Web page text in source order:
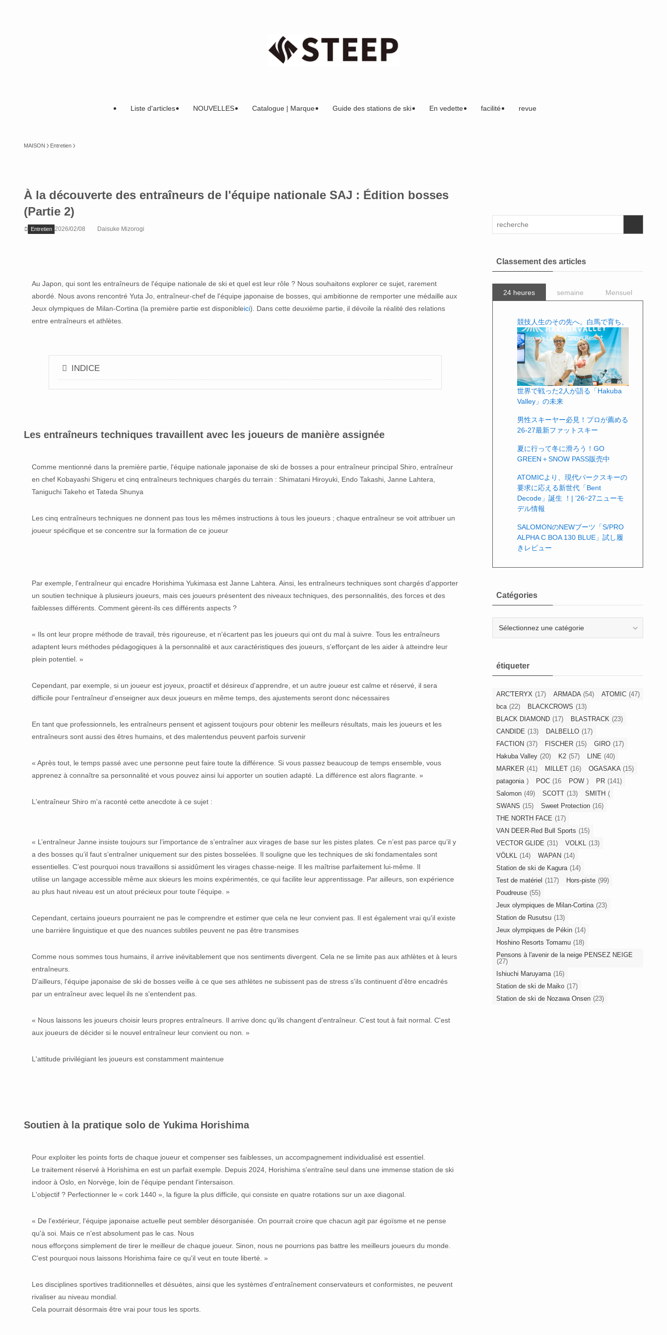
Liste d'articles NOUVELLES Catalogue | Marque Guide des stations de ski En vedette facilité revue
MAISON Entretien
À la découverte des entraîneurs de l'équipe nationale SAJ : Édition bosses
(Partie 2)
Entretien 2026/02/08 Daisuke Mizorogi
Au Japon, qui sont les entraîneurs de l'équipe nationale de ski et quel est leur rôle ? Nous souhaitons explorer ce sujet, rarement
abordé. Nous avons rencontré Yuta Jo, entraîneur-chef de l'équipe japonaise de bosses, qui ambitionne de remporter une médaille aux
Jeux olympiques de Milan-Cortina (la première partie est disponibleici). Dans cette deuxième partie, il dévoile la réalité des relations
entre entraîneurs et athlètes.
INDICE
Les entraîneurs techniques travaillent avec les joueurs de manière assignée
Comme mentionné dans la première partie, l'équipe nationale japonaise de ski de bosses a pour entraîneur principal Shiro, entraîneur
en chef Kobayashi Shigeru et cinq entraîneurs techniques chargés du terrain : Shimatani Hiroyuki, Endo Takashi, Janne Lahtera,
Taniguchi Takeho et Tateda Shunya
Les cinq entraîneurs techniques ne donnent pas tous les mêmes instructions à tous les joueurs ; chaque entraîneur se voit attribuer un
joueur spécifique et se concentre sur la formation de ce joueur
Par exemple, l'entraîneur qui encadre Horishima Yukimasa est Janne Lahtera. Ainsi, les entraîneurs techniques sont chargés d'apporter
un soutien technique à plusieurs joueurs, mais ces joueurs présentent des niveaux techniques, des personnalités, des forces et des
faiblesses différents. Comment gèrent-ils ces différents aspects ?
« Ils ont leur propre méthode de travail, très rigoureuse, et n'écartent pas les joueurs qui ont du mal à suivre. Tous les entraîneurs
adaptent leurs méthodes pédagogiques à la personnalité et aux caractéristiques des joueurs, s'efforçant de les aider à atteindre leur
plein potentiel. »
Cependant, par exemple, si un joueur est joyeux, proactif et désireux d'apprendre, et un autre joueur est calme et réservé, il sera
difficile pour l'entraîneur d'enseigner aux deux joueurs en même temps, des ajustements seront donc nécessaires
En tant que professionnels, les entraîneurs pensent et agissent toujours pour obtenir les meilleurs résultats, mais les joueurs et les
entraîneurs sont aussi des êtres humains, et des malentendus peuvent parfois survenir
« Après tout, le temps passé avec une personne peut faire toute la différence. Si vous passez beaucoup de temps ensemble, vous
apprenez à connaître sa personnalité et vous pouvez ainsi lui apporter un soutien adapté. La différence est alors flagrante. »
L'entraîneur Shiro m'a raconté cette anecdote à ce sujet :
« L’entraîneur Janne insiste toujours sur l’importance de s’entraîner aux virages de base sur les pistes plates. Ce n’est pas parce qu’il y
a des bosses qu’il faut s’entraîner uniquement sur des pistes bosselées. Il souligne que les techniques de ski fondamentales sont
essentielles. C’est pourquoi nous travaillons si assidûment les virages chasse-neige. Il les maîtrise parfaitement lui-même. Il
utilise un langage accessible même aux skieurs les moins expérimentés, ce qui facilite leur apprentissage. Par ailleurs, son expérience
au plus haut niveau est un atout précieux pour toute l’équipe. »
Cependant, certains joueurs pourraient ne pas le comprendre et estimer que cela ne leur convient pas. Il est également vrai qu'il existe
une barrière linguistique et que des nuances subtiles peuvent ne pas être transmises
Comme nous sommes tous humains, il arrive inévitablement que nos sentiments divergent. Cela ne se limite pas aux athlètes et à leurs
entraîneurs.
D'ailleurs, l'équipe japonaise de ski de bosses veille à ce que ses athlètes ne subissent pas de stress s'ils continuent d'être encadrés
par un entraîneur avec lequel ils ne s'entendent pas.
« Nous laissons les joueurs choisir leurs propres entraîneurs. Il arrive donc qu'ils changent d'entraîneur. C'est tout à fait normal. C'est
aux joueurs de décider si le nouvel entraîneur leur convient ou non. »
L'attitude privilégiant les joueurs est constamment maintenue
Soutien à la pratique solo de Yukima Horishima
Pour exploiter les points forts de chaque joueur et compenser ses faiblesses, un accompagnement individualisé est essentiel.
Le traitement réservé à Horishima en est un parfait exemple. Depuis 2024, Horishima s'entraîne seul dans une immense station de ski
indoor à Oslo, en Norvège, loin de l'équipe pendant l'intersaison.
L'objectif ? Perfectionner le « cork 1440 », la figure la plus difficile, qui consiste en quatre rotations sur un axe diagonal.
« De l'extérieur, l'équipe japonaise actuelle peut sembler désorganisée. On pourrait croire que chacun agit par égoïsme et ne pense
qu'à soi. Mais ce n'est absolument pas le cas. Nous
nous efforçons simplement de tirer le meilleur de chaque joueur. Sinon, nous ne pourrions pas battre les meilleurs joueurs du monde.
C'est pourquoi nous laissons Horishima faire ce qu'il veut en toute liberté. »
Les disciplines sportives traditionnelles et désuètes, ainsi que les systèmes d'entraînement conservateurs et conformistes, ne peuvent
rivaliser au niveau mondial.
Cela pourrait désormais être vrai pour tous les sports.
Classement des articles
24 heures semaine Mensuel
競技人生のその先へ。白馬で育ち、
世界で戦った2人が語る「Hakuba
Valley」の未来
男性スキーヤー必見！プロが薦める
26-27最新ファットスキー
夏に行って冬に滑ろう！GO
GREEN＋SNOW PASS販売中
ATOMICより、現代パークスキーの
要求に応える新世代「Bent
Decode」誕生 ！| ’26ｰ27ニューモ
デル情報
SALOMONのNEWブーツ「S/PRO
ALPHA C BOA 130 BLUE」試し履
きレビュー
Catégories
étiqueter
ARC'TERYX (17) ARMADA (54) ATOMIC (47)
bca (22) BLACKCROWS (13)
BLACK DIAMOND (17) BLASTRACK (23)
CANDIDE (13) DALBELLO (17)
FACTION (37) FISCHER (15) GIRO (17)
Hakuba Valley (20) K2 (57) LINE (40)
MARKER (41) MILLET (16) OGASAKA (15)
patagonia ) POC (16 POW ) PR (141)
Salomon (49) SCOTT (13) SMITH (
SWANS (15) Sweet Protection (16)
THE NORTH FACE (17)
VAN DEER-Red Bull Sports (15)
VECTOR GLIDE (31) VOLKL (13)
VÖLKL (14) WAPAN (14)
Station de ski de Kagura (14)
Test de matériel (117) Hors-piste (99)
Poudreuse (55)
Jeux olympiques de Milan-Cortina (23)
Station de Rusutsu (13)
Jeux olympiques de Pékin (14)
Hoshino Resorts Tomamu (18)
Pensons à l'avenir de la neige PENSEZ NEIGE
(27)
Ishiuchi Maruyama (16)
Station de ski de Maiko (17)
Station de ski de Nozawa Onsen (23)